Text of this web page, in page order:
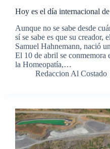
Hoy es el día internacional
Aunque no se sabe desde
sí se sabe es que su creador,
Samuel Hahnemann, nació
El 10 de abril se conmemora
la Homeopatía,…
Redaccion Al Costado